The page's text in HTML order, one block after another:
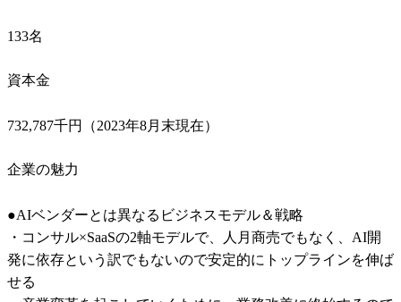
133名
資本金
732,787千円（2023年8月末現在）
企業の魅力
●AIベンダーとは異なるビジネスモデル＆戦略
・コンサル×SaaSの2軸モデルで、人月商売でもなく、AI開
発に依存という訳でもないので安定的にトップラインを伸ば
せる